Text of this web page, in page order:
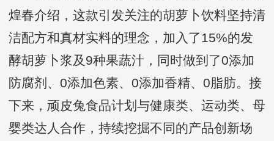
煌春介绍，这款引发关注的胡萝卜饮料坚持清
洁配方和真材实料的理念，加入了15%的发
酵胡萝卜浆及9种果蔬汁，同时做到了0添加
防腐剂、0添加色素、0添加香精、0脂肪。接
下来，顽皮兔食品计划与健康类、运动类、母
婴类达人合作，持续挖掘不同的产品创新场